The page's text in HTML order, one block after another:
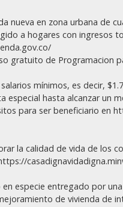
nueva en zona urbana de
a hogares con ingresos
gratuito de Programacion
mínimos, es decir,
especial hasta alcanzar un
para ser beneficiario en
la calidad de vida de los
especie entregado por
de vivienda de